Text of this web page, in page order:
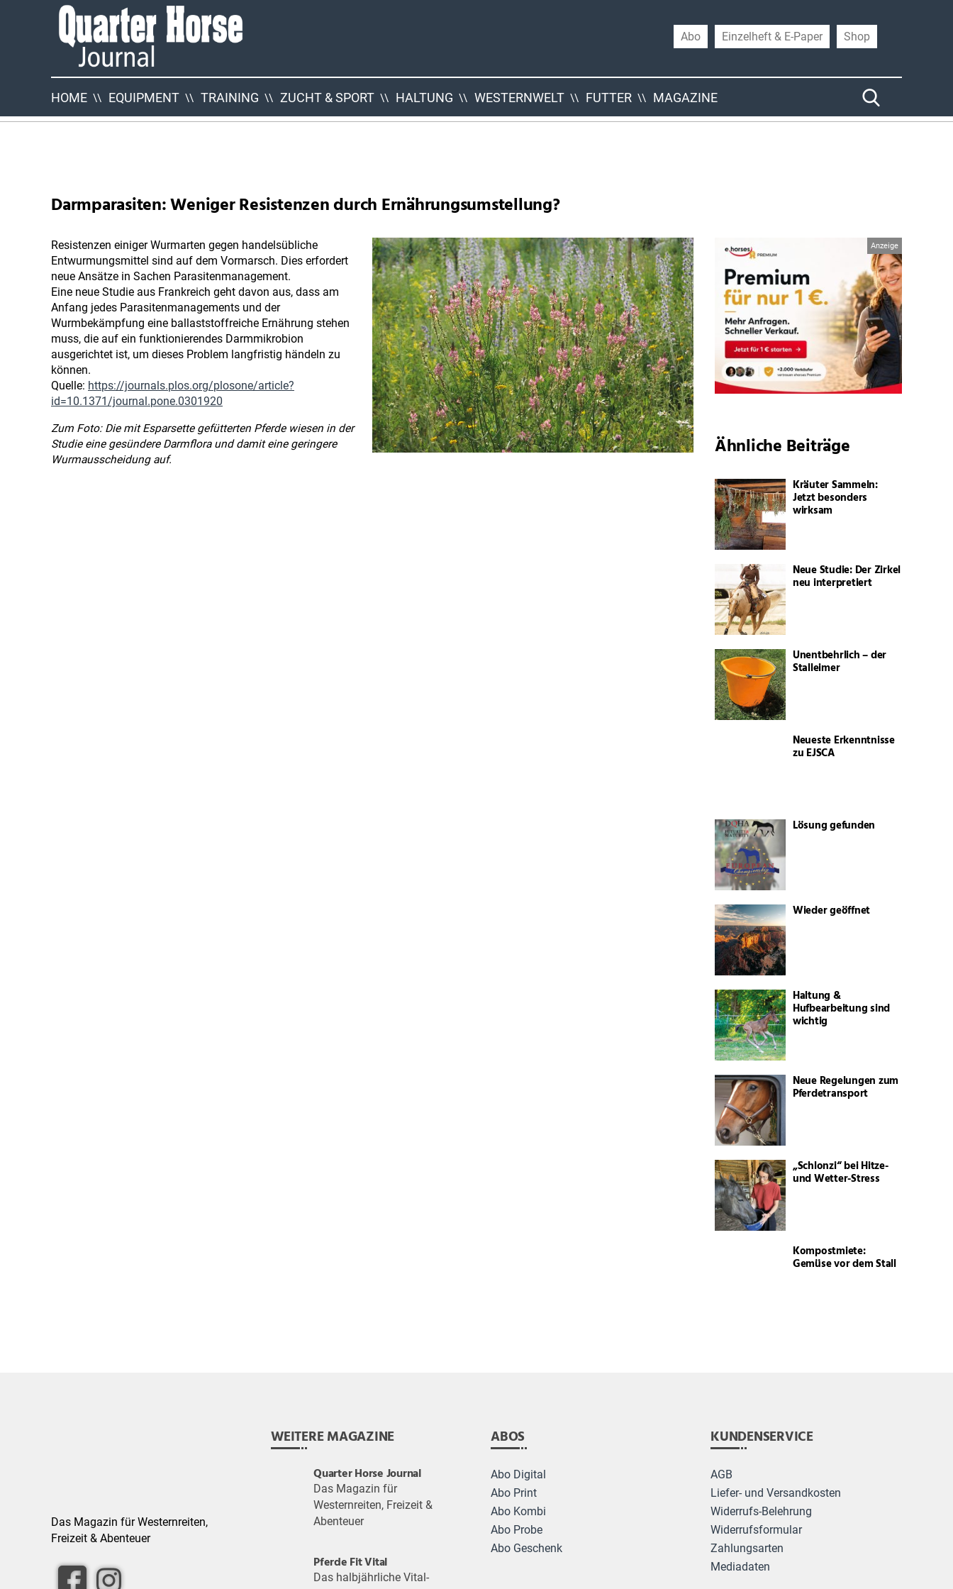
Quarter
Horse
Journal
HOME EQUIPMENT TRAINING ZUCHT & SPORT HALTUNG WESTERNWELT FUTTER MAGAZINE
Abo Einzelheft & E-Paper Shop
QHJ Neuigkeiten
Darmparasiten: Weniger Resistenzen durch Ernährungsumstellung?
Resistenzen einiger Wurmarten gegen handelsübliche
Entwurmungsmittel sind auf dem Vormarsch. Dies erfordert
neue Ansätze in Sachen Parasitenmanagement.
Eine neue Studie aus Frankreich geht davon aus, dass am
Anfang jedes Parasitenmanagements und der
Wurmbekämpfung eine ballaststoffreiche Ernährung stehen
muss, die auf ein funktionierendes Darmmikrobion
ausgerichtet ist, um dieses Problem langfristig händeln zu
können.
Quelle: https://journals.plos.org/plosone/article?
id=10.1371/journal.pone.0301920
Zum Foto: Die mit Esparsette gefütterten Pferde wiesen in der
Studie eine gesündere Darmflora und damit eine geringere
Wurmausscheidung auf.
Ähnliche Beiträge
Kräuter Sammeln:
Jetzt besonders
wirksam
Neue Studie: Der Zirkel
neu interpretiert
Unentbehrlich – der
Stalleimer
Neueste Erkenntnisse
zu EJSCA
Lösung gefunden
Wieder geöffnet
Haltung &
Hufbearbeitung sind
wichtig
Neue Regelungen zum
Pferdetransport
„Schlonzi“ bei Hitze-
und Wetter-Stress
Kompostmiete:
Gemüse vor dem Stall
Das Magazin für Westernreiten,
Freizeit & Abenteuer
WEITERE MAGAZINE
Quarter Horse Journal
Das Magazin für
Westernreiten, Freizeit &
Abenteuer
Pferde Fit Vital
Das halbjährliche Vital-
ABOS
Abo Digital
Abo Print
Abo Kombi
Abo Probe
Abo Geschenk
KUNDENSERVICE
AGB
Liefer- und Versandkosten
Widerrufs-Belehrung
Widerrufsformular
Zahlungsarten
Mediadaten